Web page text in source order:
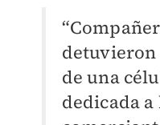
de una
dedicada